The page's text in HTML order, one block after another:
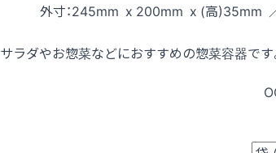
外寸：245mm x 200mm x (高)35mm
サラダやお惣菜などにおすすめの惣菜容器で